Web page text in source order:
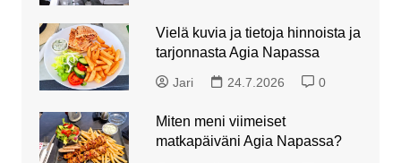
Vielä kuvia ja tietoja hinnoista ja
tarjonnasta Agia Napassa
Jari 24.7.2026 0
Miten meni viimeiset
matkapäiväni Agia Napassa?